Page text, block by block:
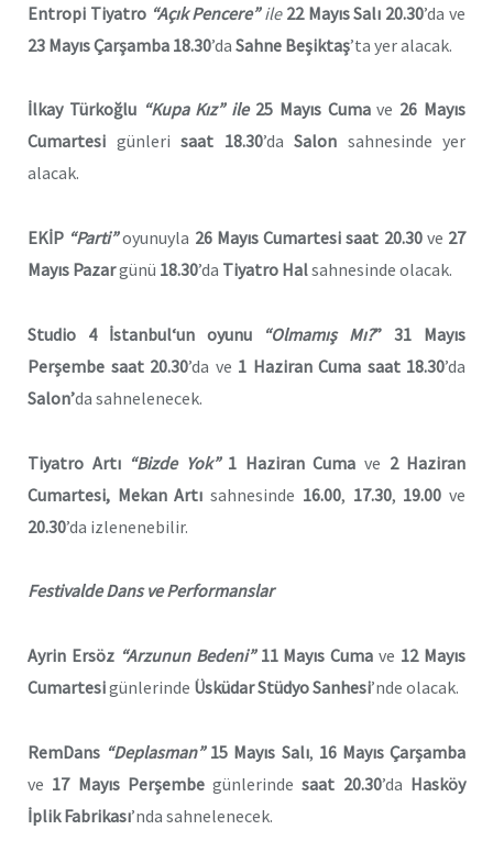
Entropi Tiyatro “Açık Pencere” ile 22 Mayıs Salı 20.30’da ve
23 Mayıs Çarşamba 18.30’da Sahne Beşiktaş’ta yer alacak.
İlkay Türkoğlu “Kupa Kız” ile 25 Mayıs Cumave 26 Mayıs
Cumartesi günleri saat 18.30’da Salon sahnesinde yer
alacak.
EKİP “Parti”oyunuyla 26 Mayıs Cumartesi saat 20.30ve 27
Mayıs Pazargünü 18.30’da Tiyatro Halsahnesinde olacak.
Studio 4 İstanbul‘un oyunu “Olmamış Mı?” 31 Mayıs
Perşembe saat 20.30’da ve 1 Haziran Cuma saat 18.30’da
Salon’da sahnelenecek.
Tiyatro Artı “Bizde Yok” 1 Haziran Cuma ve 2 Haziran
Cumartesi, Mekan Artı sahnesinde 16.00, 17.30, 19.00 ve
20.30’da izlenenebilir.
Festivalde Dans ve Performanslar
Ayrin Ersöz “Arzunun Bedeni” 11 Mayıs Cuma ve 12 Mayıs
Cumartesigünlerinde Üsküdar Stüdyo Sanhesi’nde olacak.
RemDans “Deplasman” 15 Mayıs Salı, 16 Mayıs Çarşamba
ve 17 Mayıs Perşembegünlerindesaat 20.30’da Hasköy
İplik Fabrikası’nda sahnelenecek.